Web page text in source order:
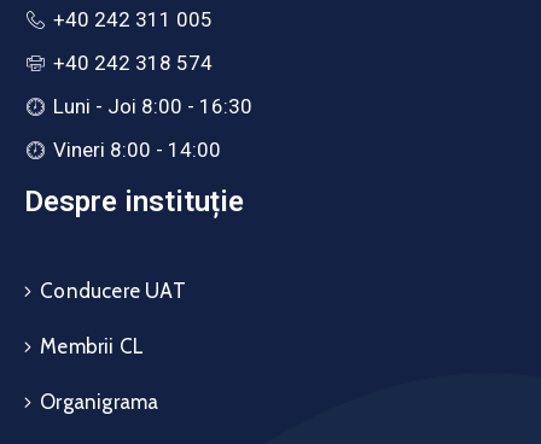
+40 242 311 005
+40 242 318 574
Luni - Joi 8:00 - 16:30
Vineri 8:00 - 14:00
Despre instituție
Conducere UAT
Membrii CL
Organigrama